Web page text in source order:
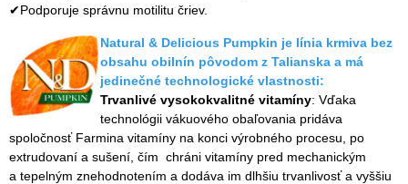
✔Podporuje správnu motilitu čriev.
Natural & Delicious Pumpkin je línia krmiva bez
obsahu obilnín pôvodom z Talianska a má
jedinečné technologické vlastnosti:
Trvanlivé vysokokvalitné vitamíny: Vďaka
technológii vákuového obaľovania pridáva
spoločnosť Farmina vitamíny na konci výrobného procesu, po
extrudovaní a sušení, čím chráni vitamíny pred mechanickým
a tepelným znehodnotením a dodáva im dlhšiu trvanlivosť a vyššiu